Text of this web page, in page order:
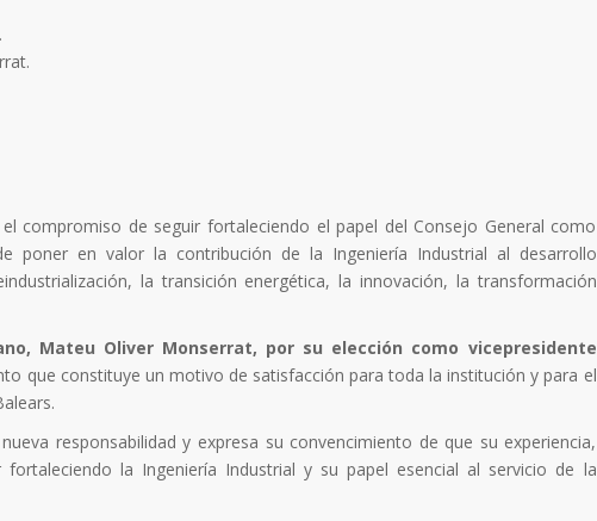
compromiso de seguir fortaleciendo el papel del Consejo General como
poner en valor la contribución de la Ingeniería Industrial al desarrollo
la transición energética, la innovación, la transformación
Mateu Oliver Monserrat, por su elección como vicepresidente
que constituye un motivo de satisfacción para toda la institución y para el
responsabilidad y expresa su convencimiento de que su experiencia,
la Ingeniería Industrial y su papel esencial al servicio de la